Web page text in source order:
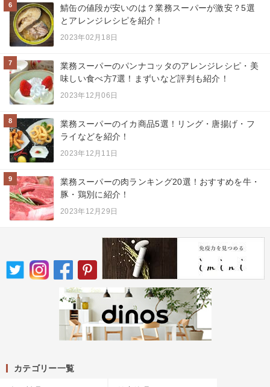
6
鯖缶の値段が安いのは？業務スーパーが激安？5選
とアレンジレシピを紹介！
2023年02月18日
7
業務スーパーのパンナコッタのアレンジレシピ・美
味しい食べ方7選！まずいなど評判も紹介！
2023年12月06日
8
業務スーパーのイカ商品5選！リング・唐揚げ・フ
ライなどを紹介！
2023年12月11日
9
業務スーパーの肉ランキング20選！おすすめを牛・
豚・鶏別に紹介！
2023年12月29日
カテゴリー一覧